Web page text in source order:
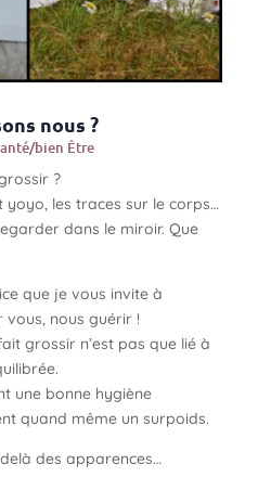
nous ?
bien Être
?
yoyo, les traces sur le corps…
dans le miroir. Que
que je vous invite à
nous guérir !
grossir n’est pas que lié à
une bonne hygiène
quand même un surpoids.
des apparences…